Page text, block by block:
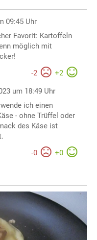
09:45 Uhr
Favorit: Kartoffeln
möglich mit
-2 +2
um 18:49 Uhr
ich einen
- ohne Trüffel oder
des Käse ist
-0 +0